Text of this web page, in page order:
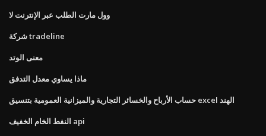
وول مارت الطلب عبر الإنترنت لا
شركة tradeline
معنى الوتد
ماذا يساوي معدل التدفق
حساب الأرباح والخسائر التجارية والميزانية العمومية بتنسيق excel الهند
النفط الخام الخفيف api